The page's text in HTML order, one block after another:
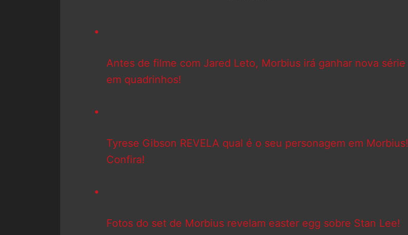
Antes de filme com Jared Leto, Morbius irá ganhar nova série
em quadrinhos!
Tyrese Gibson REVELA qual é o seu personagem em Morbius!
Confira!
Fotos do set de Morbius revelam easter egg sobre Stan Lee!